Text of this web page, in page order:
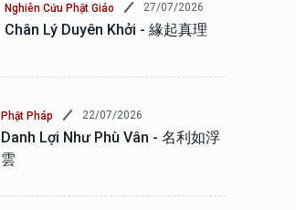
Nghiên Cứu Phật Giáo 27/07/2026
Chân Lý Duyên Khởi - 緣起真理
Phật Pháp 22/07/2026
Danh Lợi Như Phù Vân - 名利如浮
雲